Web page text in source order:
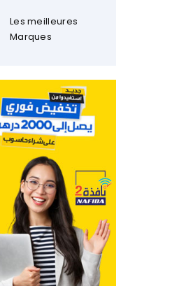
Les meilleures
Marques